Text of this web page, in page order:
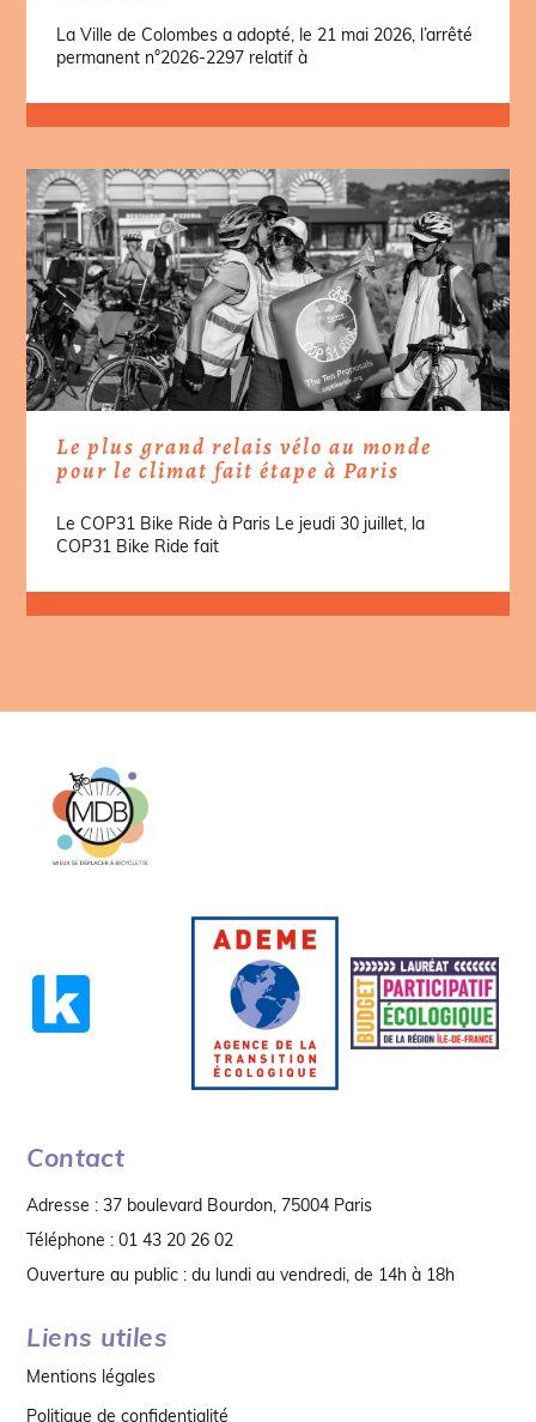
La Ville de Colombes a adopté, le 21 mai 2026, l’arrêté
permanent n°2026-2297 relatif à
Le plus grand relais vélo au monde
pour le climat fait étape à Paris
Le COP31 Bike Ride à Paris Le jeudi 30 juillet, la
COP31 Bike Ride fait
Contact
Adresse : 37 boulevard Bourdon, 75004 Paris
Téléphone : 01 43 20 26 02
Ouverture au public : du lundi au vendredi, de 14h à 18h
Liens utiles
Mentions légales
Politique de confidentialité